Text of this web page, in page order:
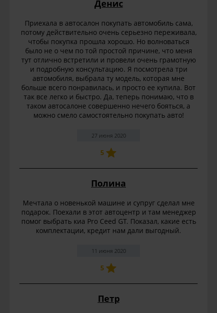
Денис
Приехала в автосалон покупать автомобиль сама,
потому действительно очень серьезно переживала,
чтобы покупка прошла хорошо. Но волноваться
было не о чем по той простой причине, что меня
тут отлично встретили и провели очень грамотную
и подробную консультацию. Я посмотрела три
автомобиля, выбрала ту модель, которая мне
больше всего понравилась, и просто ее купила. Вот
так все легко и быстро. Да, теперь понимаю, что в
таком автосалоне совершенно нечего бояться, а
можно смело самостоятельно покупать авто!
27 июня 2020
5
Полина
Мечтала о новенькой машине и супруг сделал мне
подарок. Поехали в этот автоцентр и там менеджер
помог выбрать киа Pro Ceed GT. Показал, какие есть
комплектации, кредит нам дали выгодный.
11 июня 2020
5
Петр